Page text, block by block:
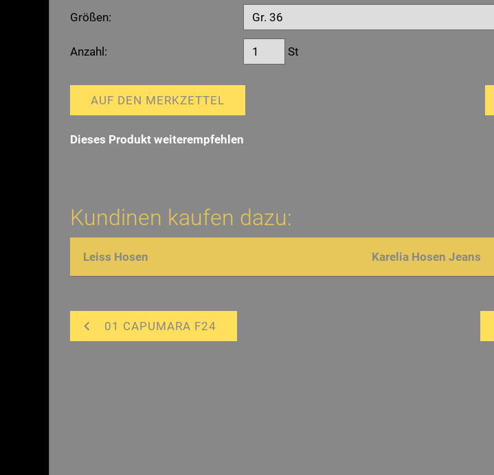
Größen:
Anzahl: St
AUF DEN MERKZETTEL
Dieses Produkt weiterempfehlen
Kundinen kaufen dazu:
Leiss Hosen Karelia Hosen Jeans
01 CAPUMARA F24